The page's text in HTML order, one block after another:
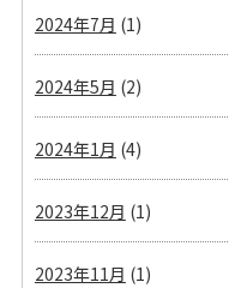
2024年7月 (1)
2024年5月 (2)
2024年1月 (4)
2023年12月 (1)
2023年11月 (1)